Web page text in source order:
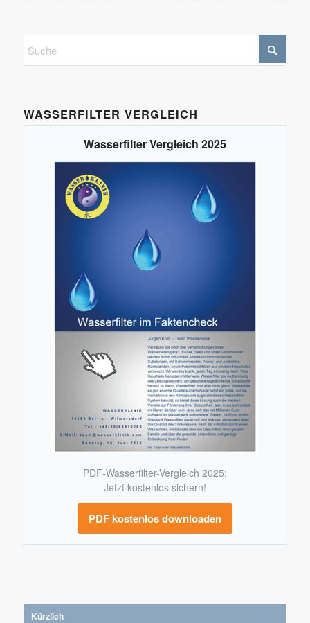
WASSERFILTER VERGLEICH
Wasserfilter Vergleich 2025
PDF-Wasserfilter-Vergleich 2025:
Jetzt kostenlos sichern!
PDF kostenlos downloaden
Kürzlich